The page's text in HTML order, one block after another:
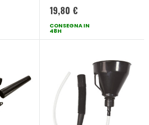
19,80 €
CONSEGNA IN
48H